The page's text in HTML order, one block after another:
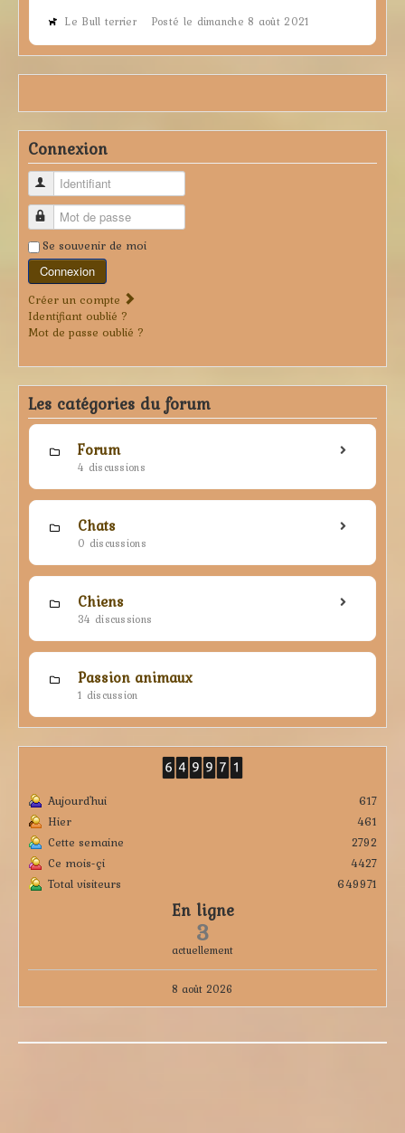
Le Bull terrier
Posté le dimanche 8 août 2021
Connexion
Identifiant
Mot de passe
Se souvenir de moi
Connexion
Créer un compte
Identifiant oublié ?
Mot de passe oublié ?
Les catégories du forum
Forum
4 discussions
Chats
0 discussions
Chiens
34 discussions
Passion animaux
1 discussion
Aujourd'hui
617
Hier
461
Cette semaine
2792
Ce mois-çi
4427
Total visiteurs
649971
En ligne
3
actuellement
8 août 2026